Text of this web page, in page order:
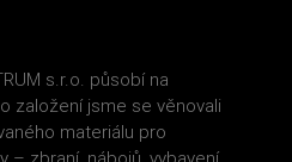
s.r.o. působí na
založení jsme se věnovali
materiálu pro